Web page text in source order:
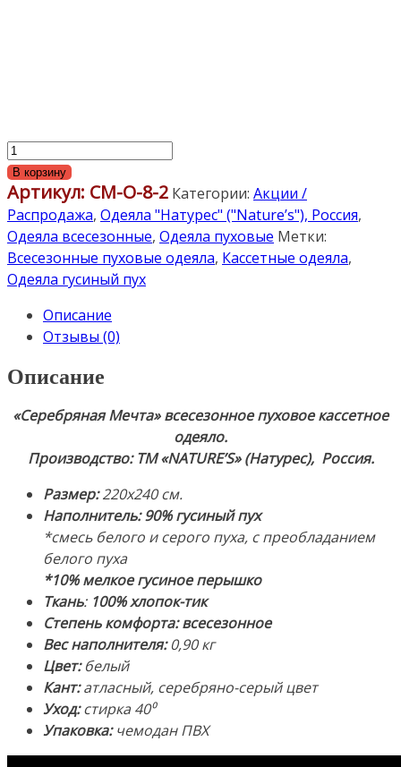
Количество
товара
«Серебряная
Мечта»
220х240см.
Всесезонное
пуховое
одеяло.
Наполнитель:
гусиный
пух
(смесь
белого
серого
пуха),
мелкое
гусиное
перышко.
Ткань:
100%
Хлопок-
Тик.
Производство:
ТМ
В корзину
Артикул: СМ-О-8-2 Категории: Акции /
Распродажа, Одеяла "Натурес" ("Nature’s"), Россия,
Одеяла всесезонные, Одеяла пуховые Метки:
Всесезонные пуховые одеяла, Кассетные одеяла,
Одеяла гусиный пух
Описание
Отзывы (0)
Описание
«Серебряная Мечта» всесезонное пуховое кассетное
одеяло.
Производство: ТМ «NATURE’S» (Натурес), Россия.
Размер:220х240 см.
Наполнитель: 90% гусиный пух
*смесь белого и серого пуха, с преобладанием
белого пуха
*10% мелкое гусиное перышко
Ткань: 100% хлопок-тик
Степень комфорта: всесезонное
Вес наполнителя:0,90 кг
Цвет:белый
Кант:атласный, серебряно-серый цвет
Уход:стирка 40⁰
Упаковка:чемодан ПВХ